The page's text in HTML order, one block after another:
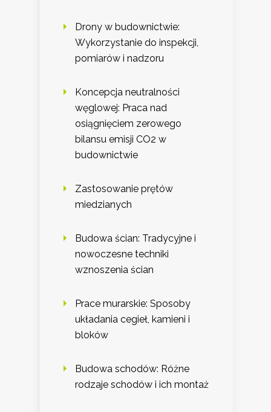
Drony w budownictwie:
Wykorzystanie do inspekcji,
pomiarów i nadzoru
Koncepcja neutralności
węglowej: Praca nad
osiągnięciem zerowego
bilansu emisji CO2 w
budownictwie
Zastosowanie prętów
miedzianych
Budowa ścian: Tradycyjne i
nowoczesne techniki
wznoszenia ścian
Prace murarskie: Sposoby
układania cegieł, kamieni i
bloków
Budowa schodów: Różne
rodzaje schodów i ich montaż